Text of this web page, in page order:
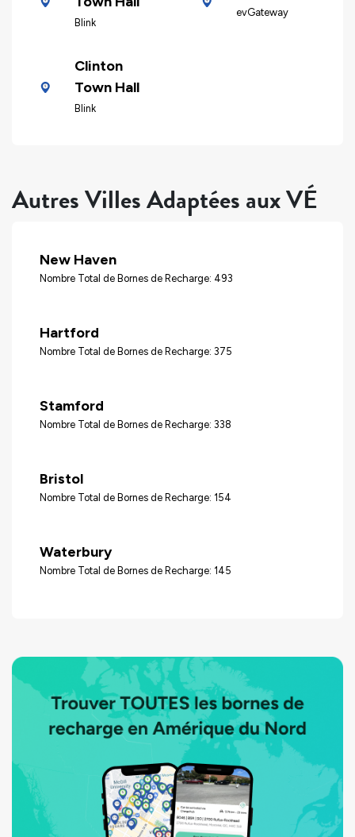
Blink
evGateway
Clinton
Town Hall
Blink
Autres Villes Adaptées aux VÉ
New Haven
Nombre Total de Bornes de Recharge: 493
Hartford
Nombre Total de Bornes de Recharge: 375
Stamford
Nombre Total de Bornes de Recharge: 338
Bristol
Nombre Total de Bornes de Recharge: 154
Waterbury
Nombre Total de Bornes de Recharge: 145